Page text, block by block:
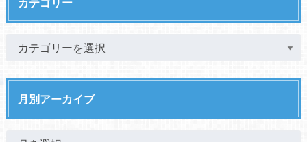
月別アーカイブ